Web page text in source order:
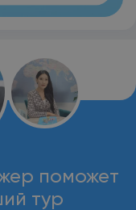
поможет
тур